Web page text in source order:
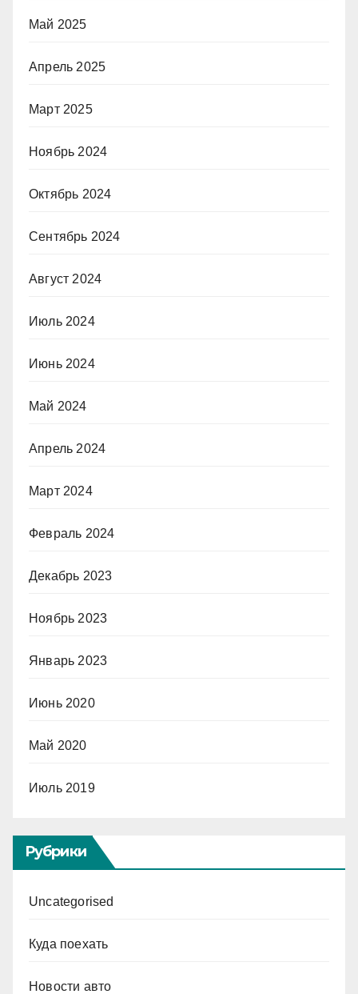
Май 2025
Апрель 2025
Март 2025
Ноябрь 2024
Октябрь 2024
Сентябрь 2024
Август 2024
Июль 2024
Июнь 2024
Май 2024
Апрель 2024
Март 2024
Февраль 2024
Декабрь 2023
Ноябрь 2023
Январь 2023
Июнь 2020
Май 2020
Июль 2019
Рубрики
Uncategorised
Куда поехать
Новости авто